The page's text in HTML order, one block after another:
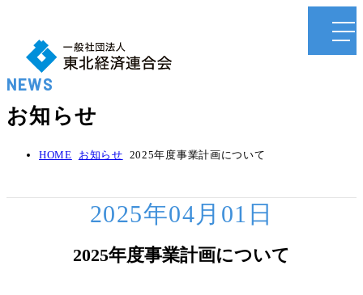
NEWS
お知らせ
HOME お知らせ 2025年度事業計画について
2025年04月01日
2025年度事業計画について